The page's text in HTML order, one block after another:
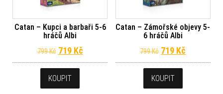
Catan – Kupci a barbaři 5-6
hráčů Albi
799Kč Původní cena byla: 799 Kč.
719 KčAktuální cena je: 719 Kč.
KOUPIT
Catan – Zámořské objevy 5-
6 hráčů Albi
799Kč Původní cena
719 Kč
KOUPIT